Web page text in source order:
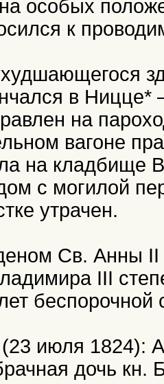
особых
к
в Ницце*
на
вагоне
на кладбище
с могилой
утрачен.
Св. Анны II
III
июля 1824):
дочь